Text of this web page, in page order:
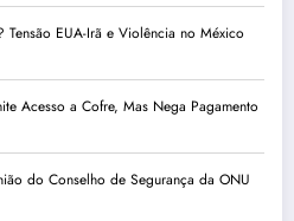
EUA-Irã e Violência no México
Acesso a Cofre, Mas Nega Pagamento
do Conselho de Segurança da ONU